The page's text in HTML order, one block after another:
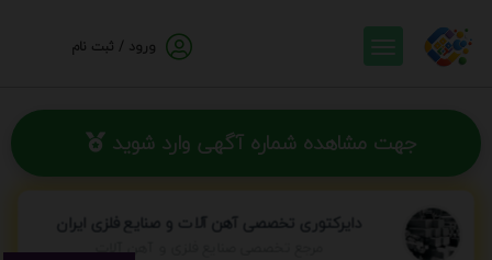
ورود / ثبت نام
دایرکتوری تخصصی آهن آلات و صنایع فلزی ایران
مرجع تخصصی صنایع فلزی و آهن آلات
جهت مشاهده شماره آگهی وارد شوید